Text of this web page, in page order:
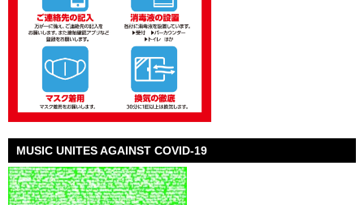
MUSIC UNITES AGAINST COVID-19